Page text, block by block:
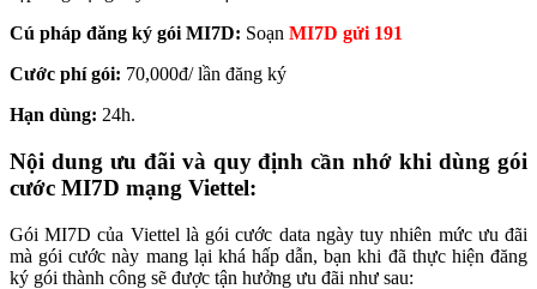
Cú pháp đăng ký gói MI7D: Soạn MI7D gửi 191
Cước phí gói: 70,000đ/ lần đăng ký
Hạn dùng: 24h.
Nội dung ưu đãi và quy định cần nhớ khi dùng gói
cước MI7D mạng Viettel:
Gói MI7D của Viettel là gói cước data ngày tuy nhiên mức ưu đãi
mà gói cước này mang lại khá hấp dẫn, bạn khi đã thực hiện đăng
ký gói thành công sẽ được tận hưởng ưu đãi như sau: